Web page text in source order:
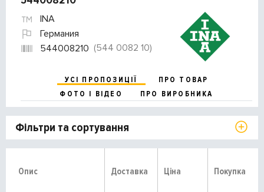
INA
Германия
544008210 (544 0082 10)
УСІ ПРОПОЗИЦІЇ
ПРО ТОВАР
ФОТО І ВІДЕО
ПРО ВИРОБНИКА
Фільтри та сортування
Опис Доставка Ціна Покупка